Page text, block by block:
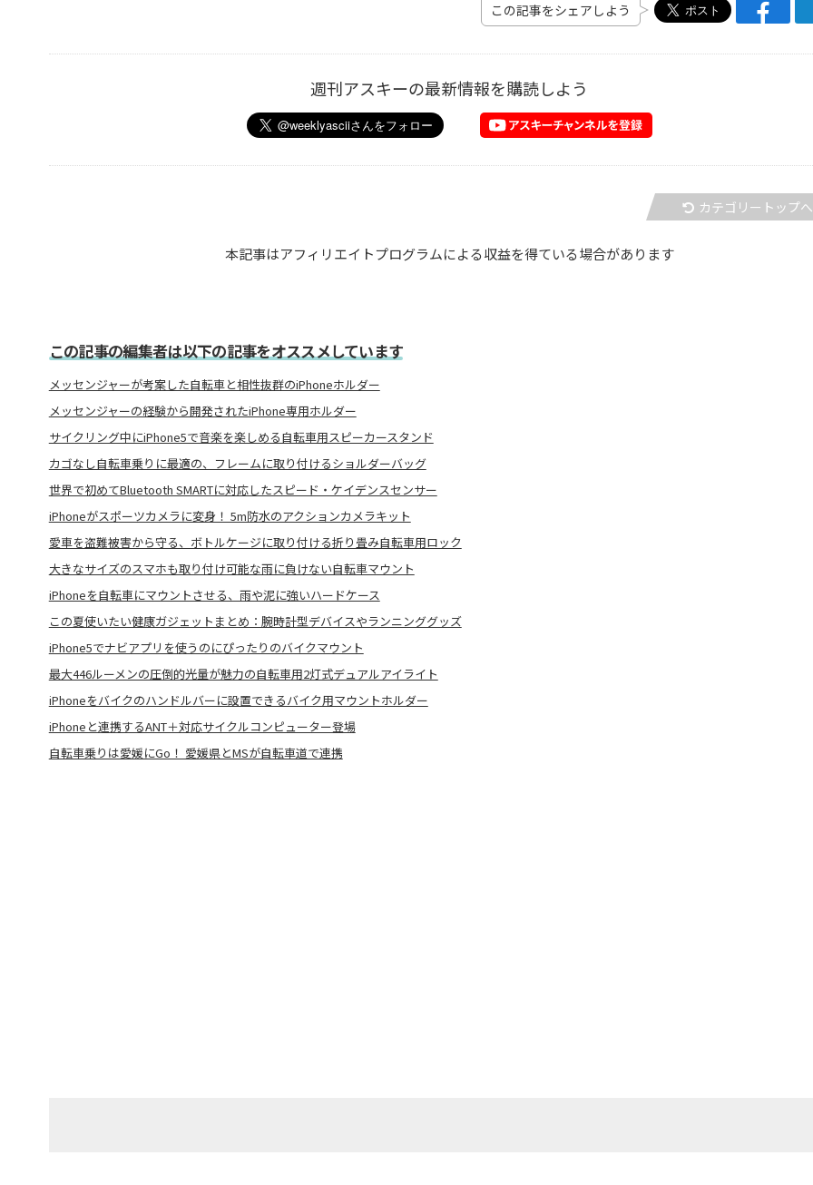
この記事をシェアしよう
週刊アスキーの最新情報を購読しよう
カテゴリートップへ
本記事はアフィリエイトプログラムによる収益を得ている場合があります
この記事の編集者は以下の記事をオススメしています
メッセンジャーが考案した自転車と相性抜群のiPhoneホルダー
メッセンジャーの経験から開発されたiPhone専用ホルダー
サイクリング中にiPhone5で音楽を楽しめる自転車用スピーカースタンド
カゴなし自転車乗りに最適の、フレームに取り付けるショルダーバッグ
世界で初めてBluetooth SMARTに対応したスピード・ケイデンスセンサー
iPhoneがスポーツカメラに変身！ 5m防水のアクションカメラキット
愛車を盗難被害から守る、ボトルケージに取り付ける折り畳み自転車用ロック
大きなサイズのスマホも取り付け可能な雨に負けない自転車マウント
iPhoneを自転車にマウントさせる、雨や泥に強いハードケース
この夏使いたい健康ガジェットまとめ：腕時計型デバイスやランニンググッズ
iPhone5でナビアプリを使うのにぴったりのバイクマウント
最大446ルーメンの圧倒的光量が魅力の自転車用2灯式デュアルアイライト
iPhoneをバイクのハンドルバーに設置できるバイク用マウントホルダー
iPhoneと連携するANT＋対応サイクルコンピューター登場
自転車乗りは愛媛にGo！ 愛媛県とMSが自転車道で連携